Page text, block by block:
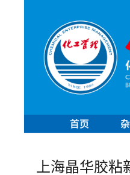
首页
上海晶华胶粘